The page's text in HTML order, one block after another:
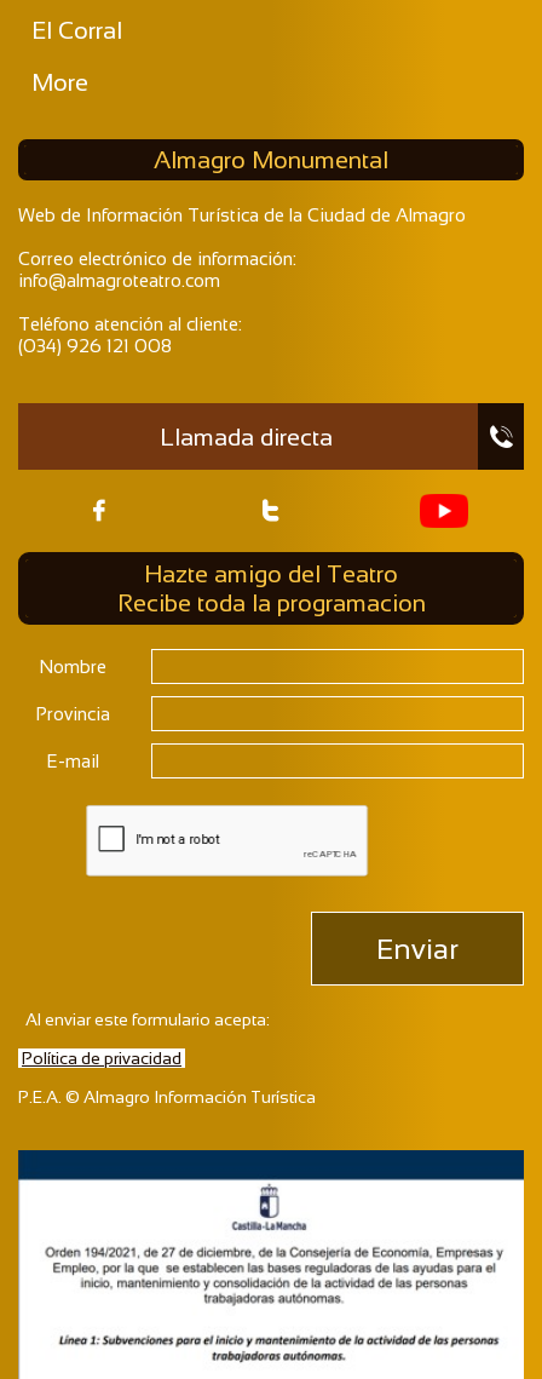
El Corral
More
Almagro Monumental
Web de Información Turística de la Ciudad de Almagro
Correo electrónico de información:
info@almagroteatro.com
Teléfono atención al cliente:
(034) 926 121 008
Llamada directa 
 
Hazte amigo del Teatro
Recibe toda la programacion
Nombre
Provincia
E-mail
Enviar
Al enviar este formulario acepta:
Política de privacidad
P.E.A. © Almagro Información Turística